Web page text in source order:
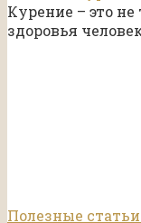
Курение – это не
здоровья
Полезные статьи